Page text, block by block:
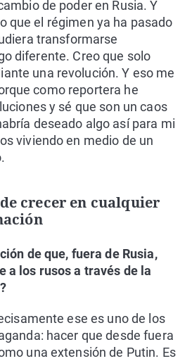
de poder en Rusia. Y
que el régimen ya ha pasado
transformarse
diferente. Creo que solo
una revolución. Y eso me
como reportera he
y sé que son un caos
deseado algo así para mi
viviendo en medio de un
crecer en cualquier
de que, fuera de Rusia,
a los rusos a través de la
ese es uno de los
hacer que desde fuera
una extensión de Putin. Es